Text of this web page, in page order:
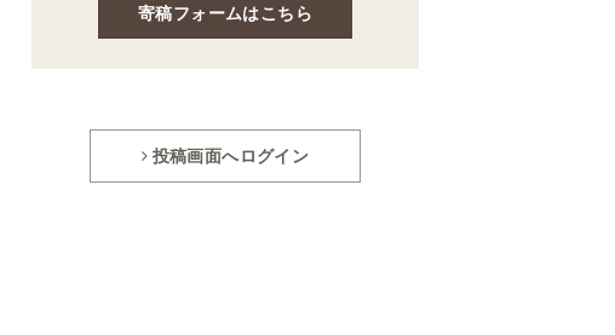
寄稿フォームはこちら
投稿画面へログイン